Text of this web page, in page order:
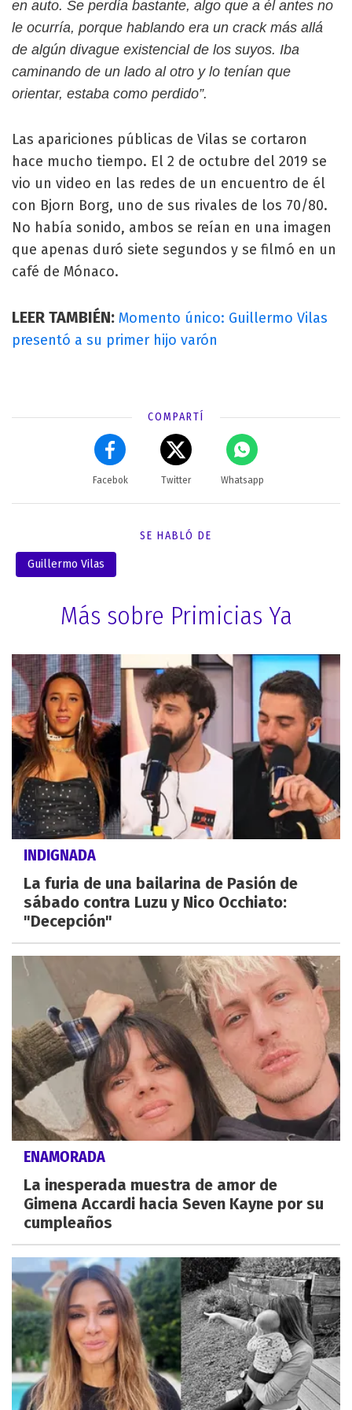
en auto. Se perdía bastante, algo que a él antes no
le ocurría, porque hablando era un crack más allá
de algún divague existencial de los suyos. Iba
caminando de un lado al otro y lo tenían que
orientar, estaba como perdido”.
Las apariciones públicas de Vilas se cortaron
hace mucho tiempo. El 2 de octubre del 2019 se
vio un video en las redes de un encuentro de él
con Bjorn Borg, uno de sus rivales de los 70/80.
No había sonido, ambos se reían en una imagen
que apenas duró siete segundos y se filmó en un
café de Mónaco.
LEER TAMBIÉN: Momento único: Guillermo Vilas
presentó a su primer hijo varón
COMPARTÍ
Facebok Twitter Whatsapp
SE HABLÓ DE
Guillermo Vilas
Más sobre Primicias Ya
INDIGNADA
La furia de una bailarina de Pasión de
sábado contra Luzu y Nico Occhiato:
"Decepción"
ENAMORADA
La inesperada muestra de amor de
Gimena Accardi hacia Seven Kayne por su
cumpleaños